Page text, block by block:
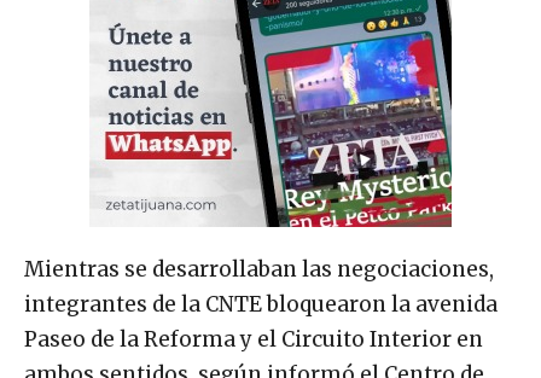
Mientras se desarrollaban las negociaciones,
integrantes de la CNTE bloquearon la avenida
Paseo de la Reforma y el Circuito Interior en